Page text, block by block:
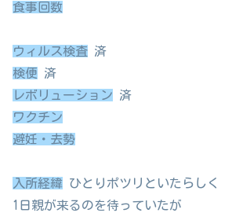
食事回数
ウィルス検査 済
検便 済
レボリューション 済
ワクチン
避妊・去勢
入所経緯 ひとりポツリといたらしく
1日親が来るのを待っていたが